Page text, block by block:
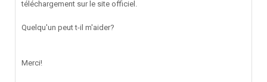
téléchargement sur le site officiel.
Quelqu'un peut t-il m'aider?
Merci!